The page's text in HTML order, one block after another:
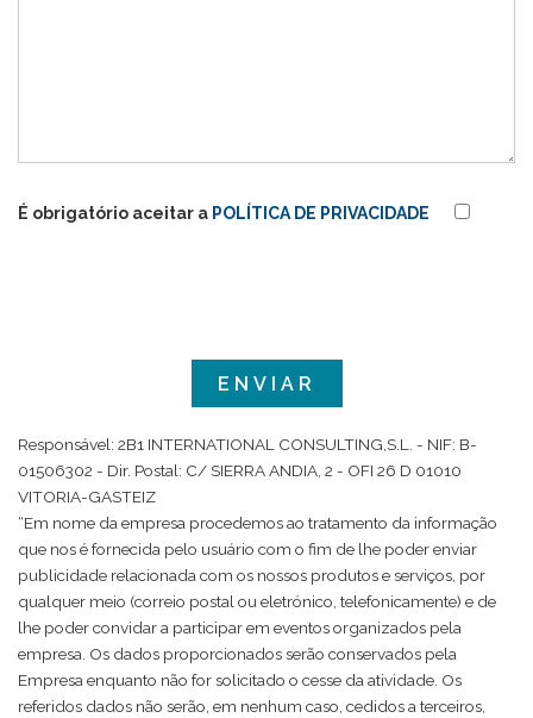
É obrigatório aceitar a POLÍTICA DE PRIVACIDADE
Responsável: 2B1 INTERNATIONAL CONSULTING,S.L. - NIF: B-
01506302 - Dir. Postal: C/ SIERRA ANDIA, 2 - OFI 26 D 01010
VITORIA-GASTEIZ
“Em nome da empresa procedemos ao tratamento da informação
que nos é fornecida pelo usuário com o fim de lhe poder enviar
publicidade relacionada com os nossos produtos e serviços, por
qualquer meio (correio postal ou eletrónico, telefonicamente) e de
lhe poder convidar a participar em eventos organizados pela
empresa. Os dados proporcionados serão conservados pela
Empresa enquanto não for solicitado o cesse da atividade. Os
referidos dados não serão, em nenhum caso, cedidos a terceiros,